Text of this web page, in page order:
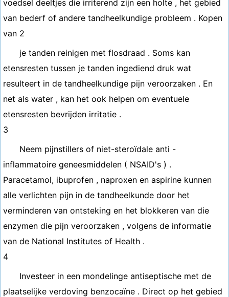
voedsel deeltjes die irriterend zijn een holte , het gebied
van bederf of andere tandheelkundige probleem . Kopen
van 2
je tanden reinigen met flosdraad . Soms kan
etensresten tussen je tanden ingediend druk wat
resulteert in de tandheelkundige pijn veroorzaken . En
net als water , kan het ook helpen om eventuele
etensresten bevrijden irritatie .
3
Neem pijnstillers of niet-steroïdale anti -
inflammatoire geneesmiddelen ( NSAID's ) .
Paracetamol, ibuprofen , naproxen en aspirine kunnen
alle verlichten pijn in de tandheelkunde door het
verminderen van ontsteking en het blokkeren van die
enzymen die pijn veroorzaken , volgens de informatie
van de National Institutes of Health .
4
Investeer in een mondelinge antiseptische met de
plaatselijke verdoving benzocaïne . Direct op het gebied